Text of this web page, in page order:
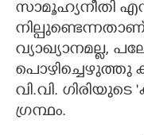
സാമൂഹ്യനീതി
നില്പുണ്ടെന്നതാണ്
വ്യാഖ്യാനമല്ല,​
പൊഴിച്ചെഴുത്തു
വി.വി.
ഗ്രന്ഥം.